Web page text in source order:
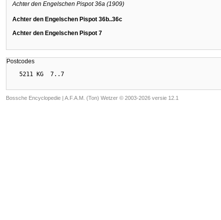
Achter den Engelschen Pispot 36a (1909)
Achter den Engelschen Pispot 36b..36c
Achter den Engelschen Pispot 7
Postcodes
Bossche Encyclopedie | A.F.A.M. (Ton) Wetzer © 2003-2026 versie 12.1